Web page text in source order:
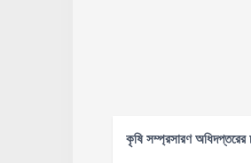
কৃষি সম্প্রসারণ অধিদপ্তরের